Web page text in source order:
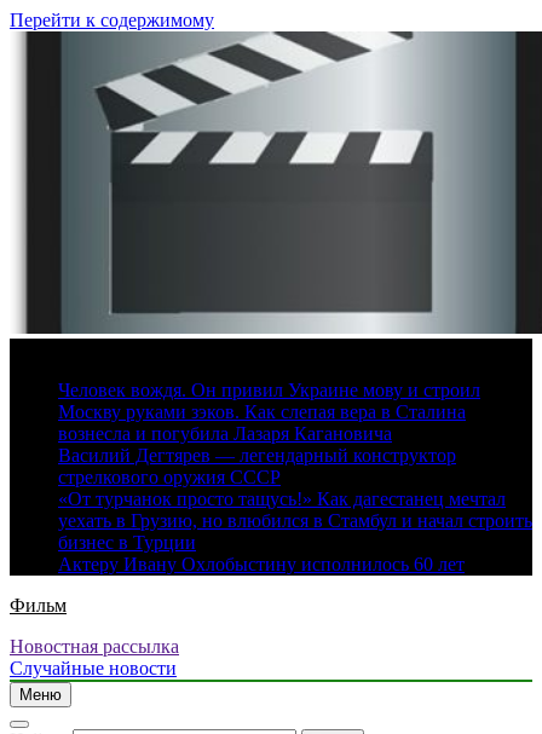
Перейти к содержимому
Человек вождя. Он привил Украине мову и строил
Москву руками зэков. Как слепая вера в Сталина
вознесла и погубила Лазаря Кагановича
Василий Дегтярев — легендарный конструктор
стрелкового оружия СССР
«От турчанок просто тащусь!» Как дагестанец мечтал
уехать в Грузию, но влюбился в Стамбул и начал строить
бизнес в Турции
Актеру Ивану Охлобыстину исполнилось 60 лет
Фильм
Новостная рассылка
Случайные новости
Меню